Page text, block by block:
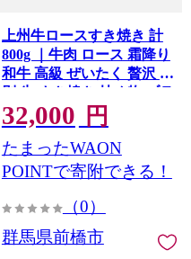
上州牛ロースすき焼き 計
800g ｜牛肉 ロース 霜降り
和牛 高級 ぜいたく 贅沢 特
別 牛 すき焼き 炒め物 ブラ
ンド牛 上州牛 使いやすい
便利 長期保存 冷凍 ストッ
ク 群馬県 前橋市
32,000 円
たまったWAON
POINTで寄附できる！
（0）
群馬県前橋市